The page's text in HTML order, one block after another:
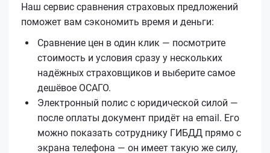
Наш сервис сравнения страховых предложений
поможет вам сэкономить время и деньги:
Сравнение цен в один клик — посмотрите
стоимость и условия сразу у нескольких
надёжных страховщиков и выберите самое
дешёвое ОСАГО.
Электронный полис с юридической силой —
после оплаты документ придёт на email. Его
можно показать сотруднику ГИБДД прямо с
экрана телефона — он имеет такую же силу,